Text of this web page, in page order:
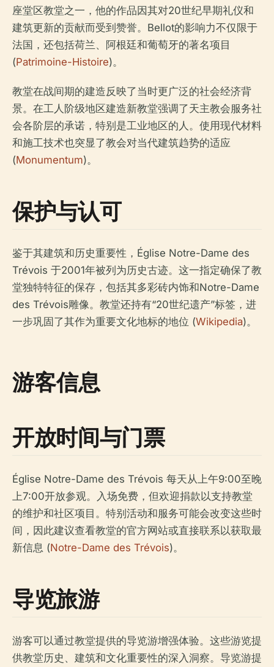
座堂区教堂之一，他的作品因其对20世纪早期礼仪和
建筑更新的贡献而受到赞誉。Bellot的影响力不仅限于
法国，还包括荷兰、阿根廷和葡萄牙的著名项目
(Patrimoine-Histoire)。
教堂在战间期的建造反映了当时更广泛的社会经济背
景。在工人阶级地区建造新教堂强调了天主教会服务社
会各阶层的承诺，特别是工业地区的人。使用现代材料
和施工技术也突显了教会对当代建筑趋势的适应
(Monumentum)。
保护与认可
鉴于其建筑和历史重要性，Église Notre-Dame des
Trévois 于2001年被列为历史古迹。这一指定确保了教
堂独特特征的保存，包括其多彩砖内饰和Notre-Dame
des Trévois雕像。教堂还持有“20世纪遗产”标签，进
一步巩固了其作为重要文化地标的地位 (Wikipedia)。
游客信息
开放时间与门票
Église Notre-Dame des Trévois 每天从上午9:00至晚
上7:00开放参观。入场免费，但欢迎捐款以支持教堂
的维护和社区项目。特别活动和服务可能会改变这些时
间，因此建议查看教堂的官方网站或直接联系以获取最
新信息 (Notre-Dame des Trévois)。
导览旅游
游客可以通过教堂提供的导览游增强体验。这些游览提
供教堂历史、建筑和文化重要性的深入洞察。导览游提